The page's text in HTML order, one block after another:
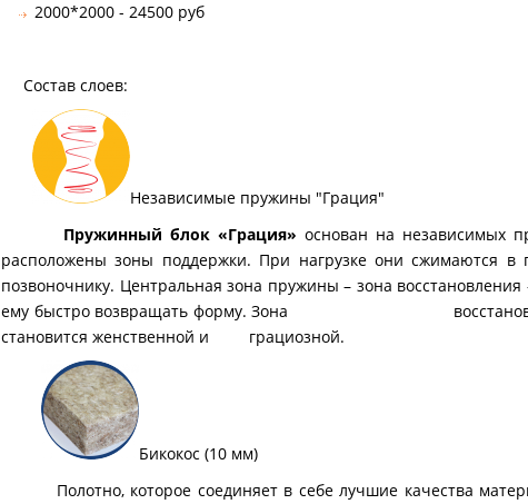
2000*2000 - 24500 руб
Состав слоев:
Независимые пружины "Грация"
Пружинный блок «Грация» основан на
расположены зоны поддержки. При нагрузке они
позвоночнику. Центральная зона пружины – зона
ему быстро возвращать форму. Зона восстановления
становится женственной и грациозной.
Бикокос (10 мм)
Полотно, которое соединяет в себе лучшие качества